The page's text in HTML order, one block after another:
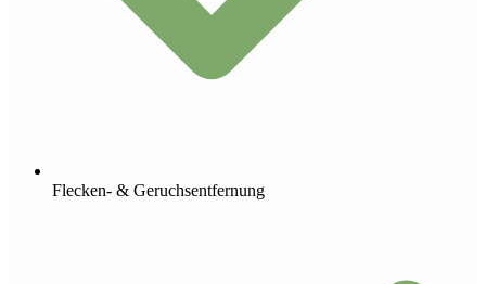
Flecken- & Geruchsentfernung